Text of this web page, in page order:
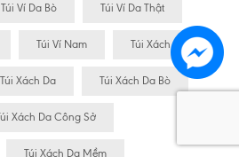
Túi Ví Da Bò Túi Ví Da Thật
Túi Ví Nam Túi Xách
Túi Xách Da Túi Xách Da Bò
Xách Da Công Sở
Túi Xách Da Mềm